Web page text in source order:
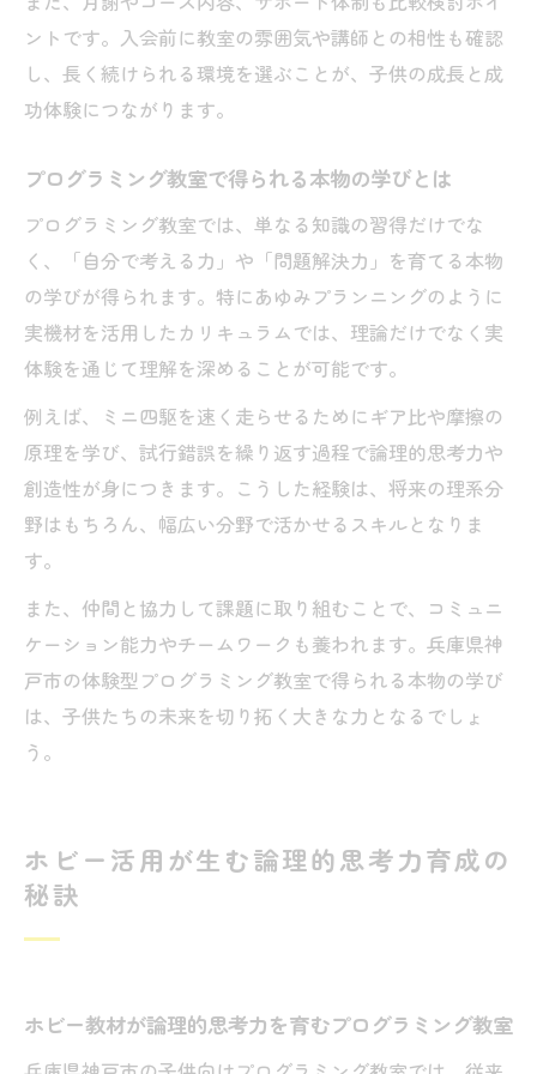
ントです。入会前に教室の雰囲気や講師との相性も確認
し、長く続けられる環境を選ぶことが、子供の成長と成
功体験につながります。
プログラミング教室で得られる本物の学びとは
プログラミング教室では、単なる知識の習得だけでな
く、「自分で考える力」や「問題解決力」を育てる本物
の学びが得られます。特にあゆみプランニングのように
実機材を活用したカリキュラムでは、理論だけでなく実
体験を通じて理解を深めることが可能です。
例えば、ミニ四駆を速く走らせるためにギア比や摩擦の
原理を学び、試行錯誤を繰り返す過程で論理的思考力や
創造性が身につきます。こうした経験は、将来の理系分
野はもちろん、幅広い分野で活かせるスキルとなりま
す。
また、仲間と協力して課題に取り組むことで、コミュニ
ケーション能力やチームワークも養われます。兵庫県神
戸市の体験型プログラミング教室で得られる本物の学び
は、子供たちの未来を切り拓く大きな力となるでしょ
う。
ホビー活用が生む論理的思考力育成の
秘訣
ホビー教材が論理的思考力を育むプログラミング教室